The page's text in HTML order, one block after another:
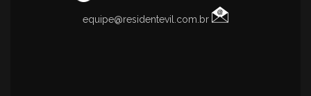
equipe@residentevil.com.br